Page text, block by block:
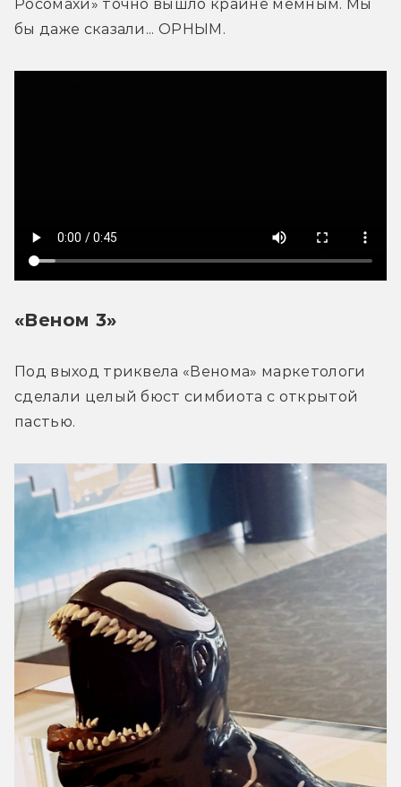
Росомахи» точно вышло крайне мемным. Мы
бы даже сказали... ОРНЫМ.
«Веном 3»
Под выход триквела «Венома» маркетологи
сделали целый бюст симбиота с открытой
пастью.